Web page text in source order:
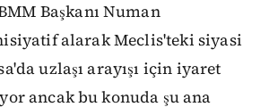
Başkanı Numan
alarak Meclis'teki siyasi
uzlaşı arayışı için iyaret
ancak bu konuda şu ana